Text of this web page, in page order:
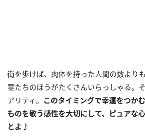
街を歩けば、肉体を持った人間の数より
霊たちのほうがたくさんいらっしゃる。
アリティ。 このタイミングで幸運をつか
ものを敬う感性を大切にして、ピュアな
とよ ♪